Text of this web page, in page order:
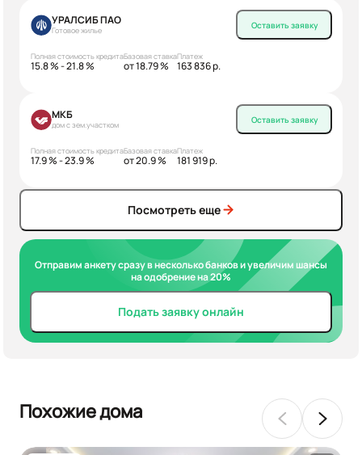
УРАЛСИБ ПАО
Готовое жилье
Полная стоимость кредита
15.8 % - 21.8 %
Базовая ставка
от 18.79 %
Платеж
163 836 р.
Оставить заявку
МКБ
дом с зем.участком
Полная стоимость кредита
17.9 % - 23.9 %
Базовая ставка
от 20.9 %
Платеж
181 919 р.
Оставить заявку
Посмотреть еще
Отправим анкету сразу в несколько банков и увеличим шансы
на одобрение на 20%
Подать заявку онлайн
Похожие дома